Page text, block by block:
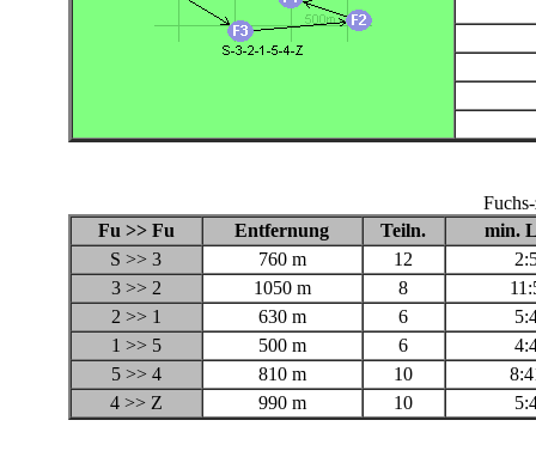
Fu >> Fu
Entfernung Teiln.
min.
S >> 3
760 m 12
3 >> 2
1050 m 8
2 >> 1
630 m 6
1 >> 5
500 m 6
5 >> 4
810 m 10
4 >> Z
990 m 10